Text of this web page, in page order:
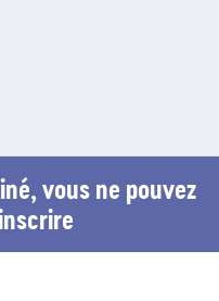
vous ne pouvez